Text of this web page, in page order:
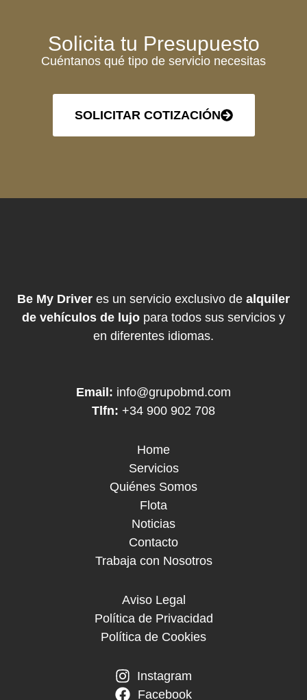
Solicita tu Presupuesto
Cuéntanos qué tipo de servicio necesitas
SOLICITAR COTIZACIÓN
Be My Driver es un servicio exclusivo de alquiler
de vehículos de lujo para todos sus servicios y
en diferentes idiomas.
Email: info@grupobmd.com
Tlfn: +34 900 902 708
Home
Servicios
Quiénes Somos
Flota
Noticias
Contacto
Trabaja con Nosotros
Aviso Legal
Política de Privacidad
Política de Cookies
Instagram
Facebook